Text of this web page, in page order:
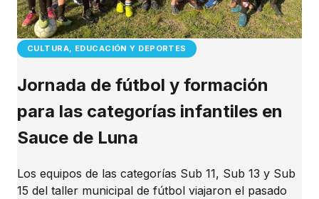
CULTURA, EDUCACIÓN Y DEPORTES
Jornada de fútbol y formación
para las categorías infantiles en
Sauce de Luna
Los equipos de las categorías Sub 11, Sub 13 y Sub
15 del taller municipal de fútbol viajaron el pasado